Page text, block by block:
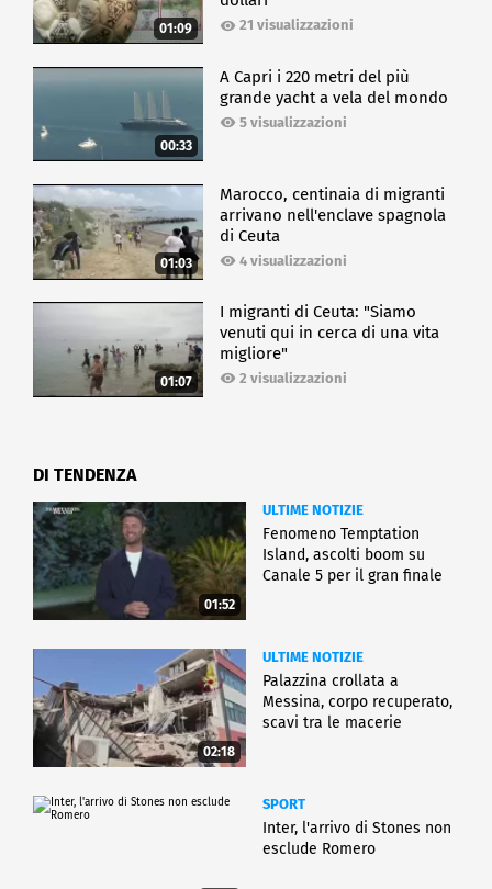
01:09 21 visualizzazioni
00:33
A Capri i 220 metri del più
grande yacht a vela del mondo
5 visualizzazioni
01:03
Marocco, centinaia di migranti
arrivano nell'enclave spagnola
di Ceuta
4 visualizzazioni
01:07
I migranti di Ceuta: "Siamo
venuti qui in cerca di una vita
migliore"
2 visualizzazioni
DI TENDENZA
01:52
ULTIME NOTIZIE
Fenomeno Temptation
Island, ascolti boom su
Canale 5 per il gran finale
02:18
ULTIME NOTIZIE
Palazzina crollata a
Messina, corpo recuperato,
scavi tra le macerie
SPORT
Inter, l'arrivo di Stones non
esclude Romero